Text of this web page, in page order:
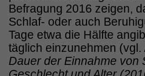
Befragung 2016 zeigen,
Schlaf- oder auch
Tage etwa die Hälfte
täglich einzunehmen
Dauer der Einnahme von